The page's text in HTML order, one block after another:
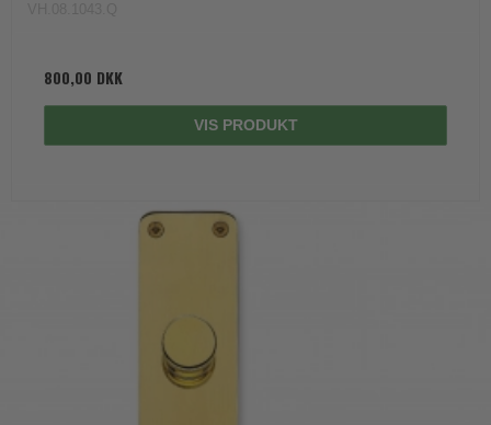
800,00 DKK
VIS PRODUKT